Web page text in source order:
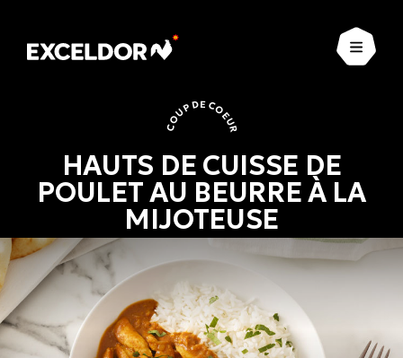
Coup de coeur
COUP DE COEUR
HAUTS DE CUISSE DE
POULET AU BEURRE À LA
MIJOTEUSE